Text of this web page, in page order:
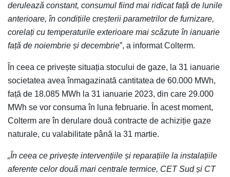
derulează constant, consumul fiind mai ridicat față de lunile
anterioare, în condițiile creșterii parametrilor de furnizare,
corelați cu temperaturile exterioare mai scăzute în ianuarie
față de noiembrie și decembrie”, a informat Colterm.
În ceea ce privește situația stocului de gaze, la 31 ianuarie
societatea avea înmagazinată cantitatea de 60.000 MWh,
față de 18.085 MWh la 31 ianuarie 2023, din care 29.000
MWh se vor consuma în luna februarie. În acest moment,
Colterm are în derulare două contracte de achiziție gaze
naturale, cu valabilitate până la 31 martie.
„În ceea ce privește intervențiile și reparațiile la instalațiile
aferente celor două mari centrale termice, CET Sud și CT